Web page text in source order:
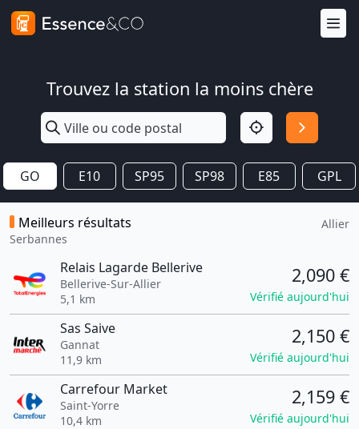
Trouvez la station la moins chère
GO E10 SP95 SP98 E85 GPL
Meilleurs résultats
Serbannes
Allier
Relais Lagarde Bellerive
Bellerive-Sur-Allier
5,1 km
2,090 €
Vérifié aujourd'hui
Sas Saive
Gannat
11,9 km
2,150 €
Vérifié aujourd'hui
Carrefour Market
Saint-Yorre
10,4 km
2,159 €
Vérifié aujourd'hui